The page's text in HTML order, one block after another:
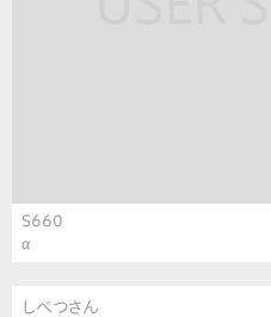
S660
α
しべつさん